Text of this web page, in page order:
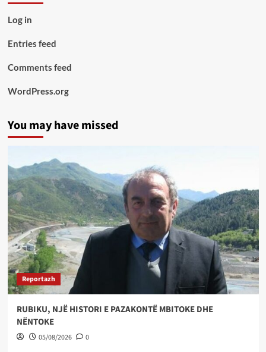
Log in
Entries feed
Comments feed
WordPress.org
You may have missed
Reportazh
RUBIKU, NJË HISTORI E PAZAKONTË MBITOKE DHE
NËNTOKE
05/08/2026 0